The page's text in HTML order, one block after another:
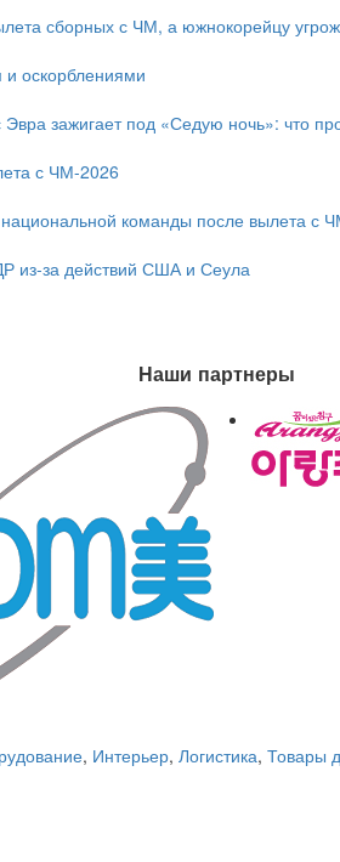
сборных с ЧМ, а южнокорейцу
оскорблениями
зажигает под «Седую ночь»: что
с ЧМ-2026
команды после вылета с
из-за действий США и Сеула
Наши партнеры
, Интерьер, Логистика, Товары